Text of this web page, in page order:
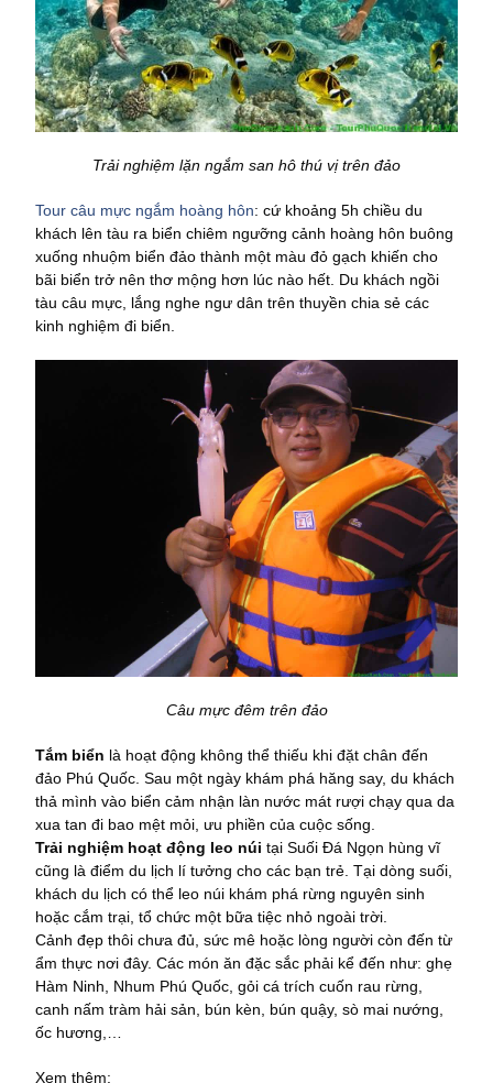
Trải nghiệm lặn ngắm san hô thú vị trên đảo
Tour câu mực ngắm hoàng hôn: cứ khoảng 5h chiều du
khách lên tàu ra biển chiêm ngưỡng cảnh hoàng hôn buông
xuống nhuộm biển đảo thành một màu đỏ gạch khiến cho
bãi biển trở nên thơ mộng hơn lúc nào hết. Du khách ngồi
tàu câu mực, lắng nghe ngư dân trên thuyền chia sẻ các
kinh nghiệm đi biển.
Câu mực đêm trên đảo
Tắm biển là hoạt động không thể thiếu khi đặt chân đến
đảo Phú Quốc. Sau một ngày khám phá hăng say, du khách
thả mình vào biển cảm nhận làn nước mát rượi chạy qua da
xua tan đi bao mệt mỏi, ưu phiền của cuộc sống.
Trải nghiệm hoạt động leo núi tại Suối Đá Ngọn hùng vĩ
cũng là điểm du lịch lí tưởng cho các bạn trẻ. Tại dòng suối,
khách du lịch có thể leo núi khám phá rừng nguyên sinh
hoặc cắm trại, tổ chức một bữa tiệc nhỏ ngoài trời.
Cảnh đẹp thôi chưa đủ, sức mê hoặc lòng người còn đến từ
ẩm thực nơi đây. Các món ăn đặc sắc phải kể đến như: ghẹ
Hàm Ninh, Nhum Phú Quốc, gỏi cá trích cuốn rau rừng,
canh nấm tràm hải sản, bún kèn, bún quậy, sò mai nướng,
ốc hương,…
Xem thêm: